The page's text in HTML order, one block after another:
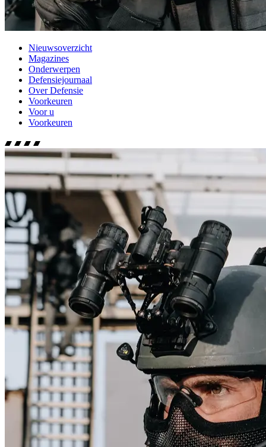
Nieuwsoverzicht
Magazines
Onderwerpen
Defensiejournaal
Over Defensie
Voorkeuren
Voor u
Voorkeuren